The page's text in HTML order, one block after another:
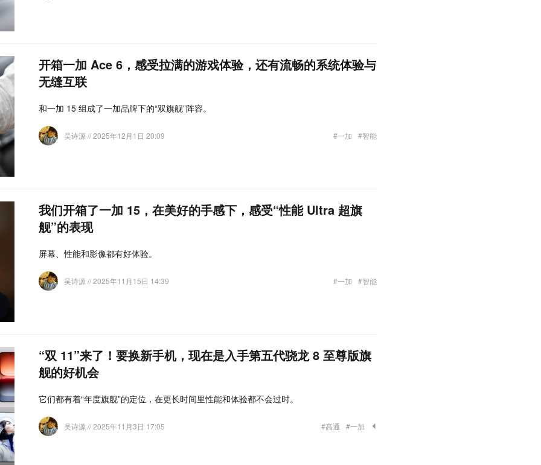
开箱一加 Ace 6，感受拉满的游戏体验，还有流畅的系统体验与
无缝互联
和一加 15 组成了一加品牌下的“双旗舰”阵容。
吴诗源 // 2025年12月1日 20:09 #一加 #智能
我们开箱了一加 15，在美好的手感下，感受“性能 Ultra 超旗
舰”的表现
屏幕、性能和影像都有好体验。
吴诗源 // 2025年11月15日 14:39 #一加 #智能
“双 11”来了！要换新手机，现在是入手第五代骁龙 8 至尊版旗
舰的好机会
它们都有着“年度旗舰”的定位，在更长时间里性能和体验都不会过时。
吴诗源 // 2025年11月3日 17:05 #高通 #一加